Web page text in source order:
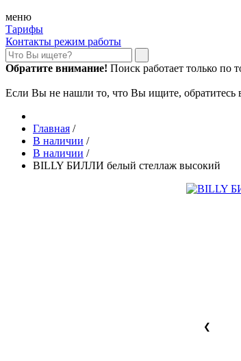
меню
Тарифы
Контакты режим работы
Обратите внимание! Поиск работает только по
Если Вы не нашли то, что Вы ищите, обратитесь
Главная /
В наличии /
В наличии /
BILLY БИЛЛИ белый стеллаж высокий
❮